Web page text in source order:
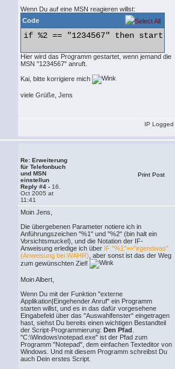
Wenn Du auf eine MSN reagieren willst:
Code
if %2 == "1234567" then start /
Hier wird das Programm gestartet, wenn jemand die
MSN "1234567" anruft.
Kai, bitte korrigiere mich
viele Grüße, Jens
IP Logged
Re: Erweiterung
für Telefonbuch
und MSN
einstellun
Reply #4 - 16.
Oct 2005 at
11:41
Print Post
Moin Jens,
Die übergebenen Parameter notiere ich in
Anführungszeichen "%1" und "%2" (bin halt ein
Vorsichtsmuckel), und die Notation der IF-
Anweisung erledige ich über IF "%1"=="irgendwas"
(Anweisung bei WAHR) , aber sonst ist das der Weg
zum gewünschten Ziel!
Moin Albert,
Wenn Du mit der Funktion "externe
Applikation|Eingehender Anruf" ein Programm
starten willst, und es in das dafür vorgesehene
Eingabefeld über das "Auswahlfenster" eingetragen
hast, siehst Du bereits einen wichtigen Bestandteil
der Script-Programmierung: Den Pfad
"C:\Windows\notepad.exe" ist der Pfad zum
Programm "Notepad", dem einfachen Texteditor von
Windows. Und mit diesem Programm schreibst Du
auch Dein erstes Script.